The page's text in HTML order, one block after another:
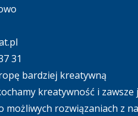
31
bardziej kreatywną
kreatywność i
możliwych rozwiązaniach z